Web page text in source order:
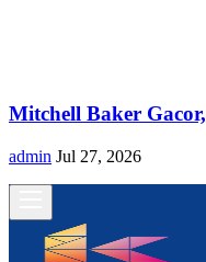
Mitchell Baker
admin Jul 27, 2026